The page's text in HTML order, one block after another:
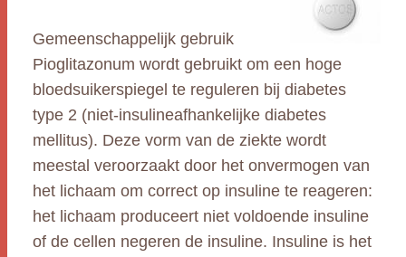
Gemeenschappelijk gebruik
Pioglitazonum wordt gebruikt om een hoge
bloedsuikerspiegel te reguleren bij diabetes
type 2 (niet-insulineafhankelijke diabetes
mellitus). Deze vorm van de ziekte wordt
meestal veroorzaakt door het onvermogen van
het lichaam om correct op insuline te reageren:
het lichaam produceert niet voldoende insuline
of de cellen negeren de insuline. Insuline is het